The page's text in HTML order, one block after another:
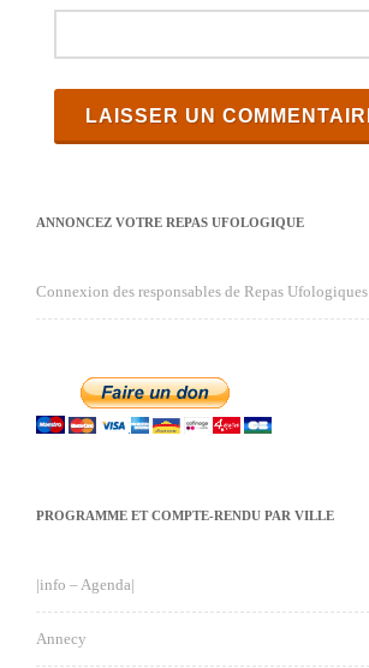
ANNONCEZ VOTRE REPAS UFOLOGIQUE
Connexion des responsables de Repas Ufologiques
PROGRAMME ET COMPTE-RENDU PAR VILLE
|info – Agenda|
Annecy